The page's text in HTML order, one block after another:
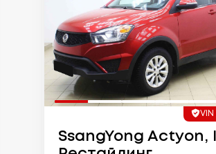
SsangYong Actyon, II